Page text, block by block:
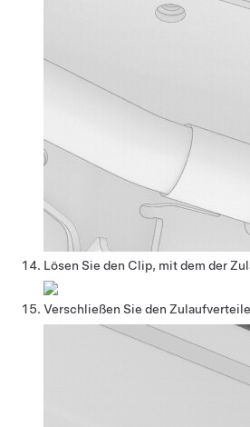
Lösen Sie den Clip, mit dem der
Verschließen Sie den